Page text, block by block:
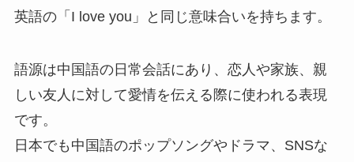
英語の「I love you」と同じ意味合いを持ちます。
語源は中国語の日常会話にあり、恋人や家族、親
しい友人に対して愛情を伝える際に使われる表現
です。
日本でも中国語のポップソングやドラマ、SNSな